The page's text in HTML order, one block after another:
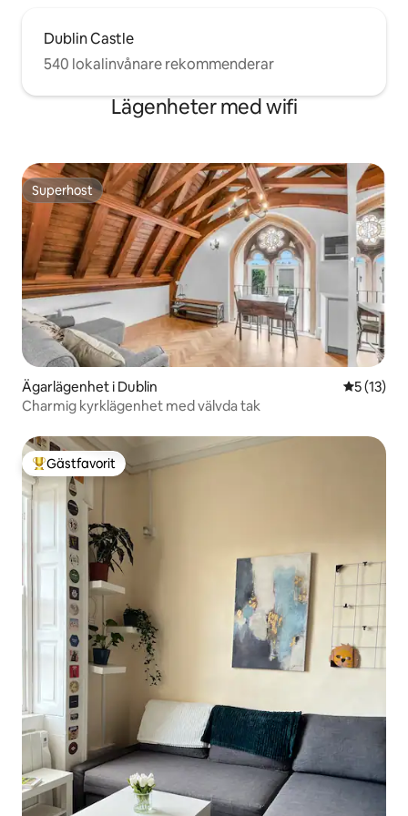
Dublin Castle
540 lokalinvånare rekommenderar
Lägenheter med wifi
Superhost
Superhost
Ägarlägenhet i Dublin 5 av 5 i
5 (13)
Charmig kyrklägenhet med välvda tak
Populär gästfavorit
Gästfavorit